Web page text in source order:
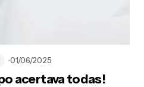
acertava todas!
01/06/2025